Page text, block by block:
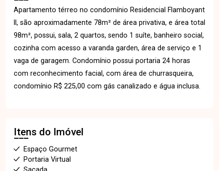
Apartamento térreo no condomínio Residencial Flamboyant
ll, são aproximadamente 78m² de área privativa, e área total
98m², possui, sala, 2 quartos, sendo 1 suíte, banheiro social,
cozinha com acesso a varanda garden, área de serviço e 1
vaga de garagem. Condomínio possui portaria 24 horas
com reconhecimento facial, com área de churrasqueira,
condomínio R$ 225,00 com gás canalizado e água inclusa.
Itens do Imóvel
Espaço Gourmet
Portaria Virtual